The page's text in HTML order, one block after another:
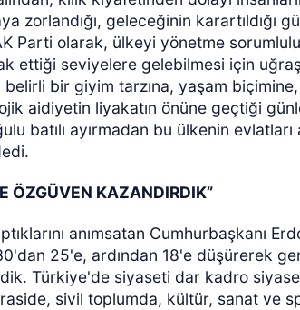
zorlandığı, geleceğinin karartıldığı
Parti olarak, ülkeyi yönetme
ettiği seviyelere gelebilmesi için
bir giyim tarzına, yaşam
aidiyetin liyakatın önüne geçtiği
batılı ayırmadan bu ülkenin evlatları
ÖZGÜVEN KAZANDIRDIK”
anımsatan Cumhurbaşkanı
25'e, ardından 18'e düşürerek
Türkiye'de siyaseti dar kadro
sivil toplumda, kültür, sanat ve